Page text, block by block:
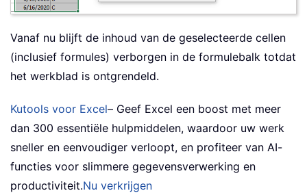
Vanaf nu blijft de inhoud van de geselecteerde cellen
(inclusief formules) verborgen in de formulebalk totdat
het werkblad is ontgrendeld.
Kutools voor Excel– Geef Excel een boost met meer
dan 300 essentiële hulpmiddelen, waardoor uw werk
sneller en eenvoudiger verloopt, en profiteer van AI-
functies voor slimmere gegevensverwerking en
productiviteit.Nu verkrijgen